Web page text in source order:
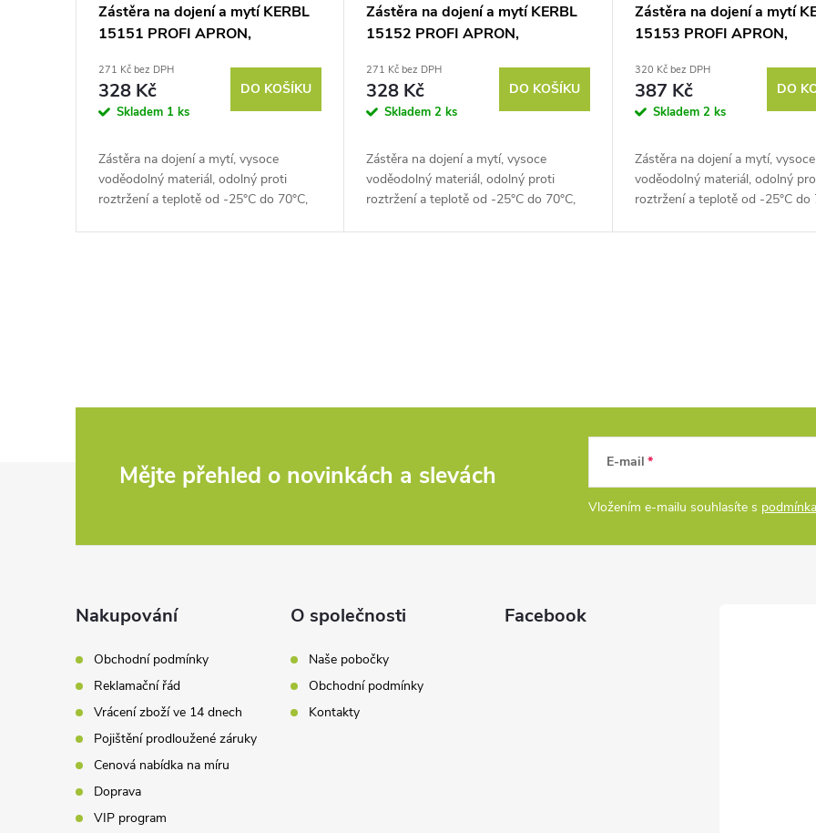
Zástěra na dojení a mytí KERBL
15151 PROFI APRON,
271 Kč bez DPH
328 Kč
Skladem 1 ks
DO KOŠÍKU
Zástěra na dojení a mytí, vysoce
voděodolný materiál, odolný proti
roztržení a teplotě od -25°C do 70°C,
Zástěra na dojení a mytí KERBL
15152 PROFI APRON,
271 Kč bez DPH
328 Kč
Skladem2 ks
DO KOŠÍKU
Zástěra na dojení a mytí, vysoce
voděodolný materiál, odolný proti
roztržení a teplotě od -25°C do 70°C,
Zástěra na dojení a mytí
15153 PROFI APRON,
320 Kč bez DPH
387 Kč
Skladem 2 ks
DO
Zástěra na dojení a mytí, vysoce
voděodolný materiál, odolný
roztržení a teplotě od -25°C do
á
í
r
v
k
y
v
ý
Mějte přehled o novinkách a slevách E-mail
Vložením e-mailu souhlasíte s
Nakupování
Obchodní podmínky
Reklamační řád
Vrácení zboží ve 14 dnech
Pojištění prodloužené záruky
Cenová nabídka na míru
Doprava
VIP program
O společnosti
Naše pobočky
Obchodní podmínky
Kontakty
Facebook